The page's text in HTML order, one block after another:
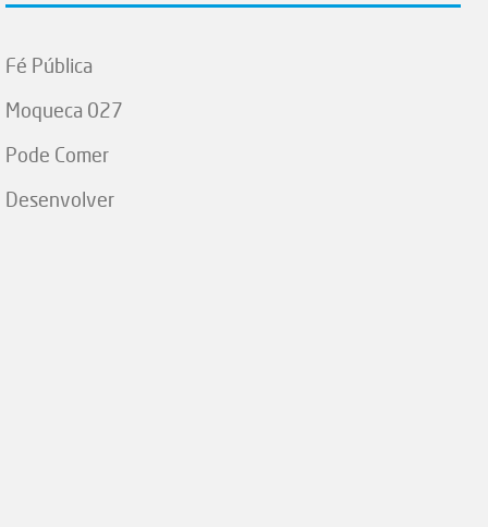
Fé Pública
Moqueca 027
Pode Comer
Desenvolver